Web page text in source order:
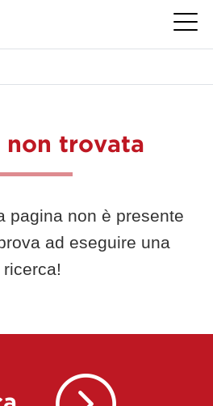
non trovata
pagina non è presente
ad eseguire una
ricerca!